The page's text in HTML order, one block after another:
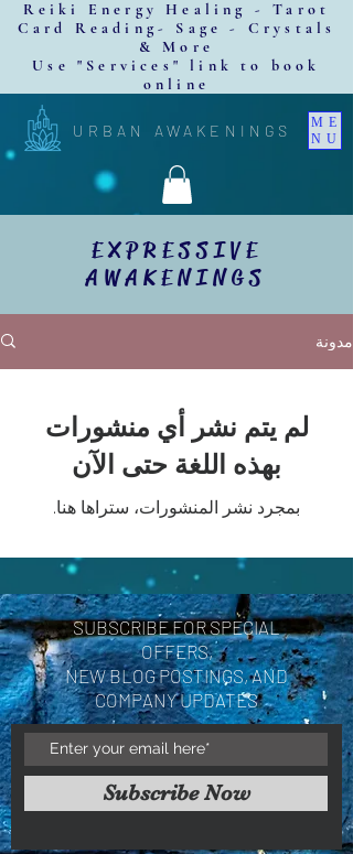
URBAN AWAKENINGS
ME
NU
Reiki Energy Healing - Tarot
Card Reading- Sage - Crystals
& More
Use "Services" link to book
online
EXPRESSIVE
AWAKENINGS
مدونة
لم يتم نشر أي منشورات
بهذه اللغة حتى الآن
بمجرد نشر المنشورات، ستراها هنا.
SUBSCRIBE FOR SPECIAL
OFFERS,
NEW BLOG POSTINGS, AND
COMPANY UPDATES
Subscribe Now